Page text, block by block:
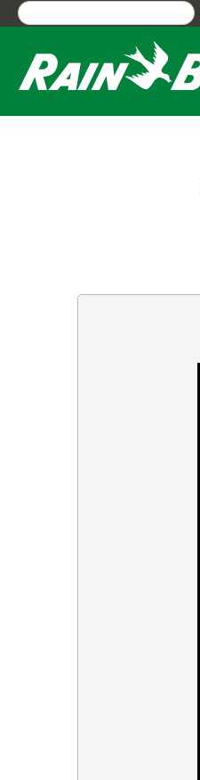
Skip
to
content